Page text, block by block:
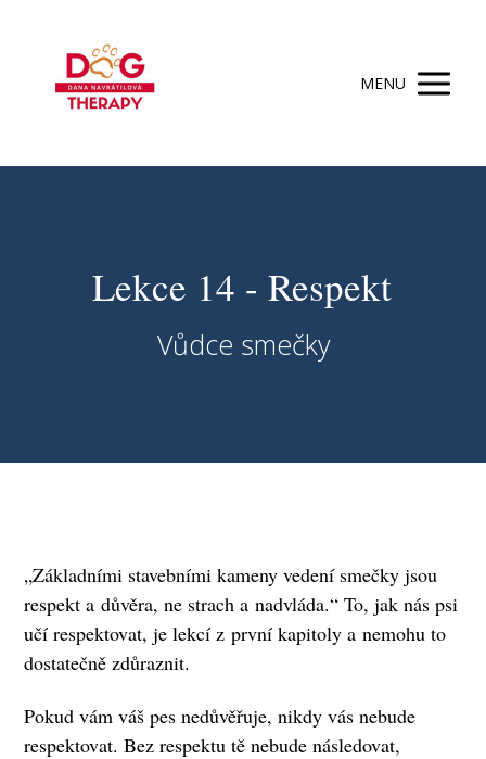
MENU
Lekce 14 - Respekt
Vůdce smečky
„Základními stavebními kameny vedení smečky jsou
respekt a důvěra, ne strach a nadvláda.“ To, jak nás psi
učí respektovat, je lekcí z první kapitoly a nemohu to
dostatečně zdůraznit.
Pokud vám váš pes nedůvěřuje, nikdy vás nebude
respektovat. Bez respektu tě nebude následovat,